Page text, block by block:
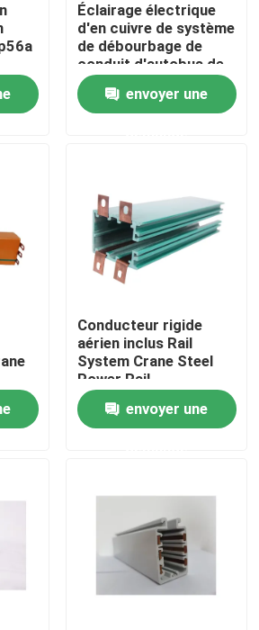
Bar
Éclairage électrique
d'en cuivre de système
de débourbage de
conduit d'autobus de
barre omnibus
envoyer une
Conducteur rigide
aérien inclus Rail
System Crane Steel
Power Rail
envoyer une